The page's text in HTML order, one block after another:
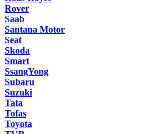
Rover
Saab
Santana Motor
Seat
Skoda
Smart
SsangYong
Subaru
Suzuki
Tata
Tofas
Toyota